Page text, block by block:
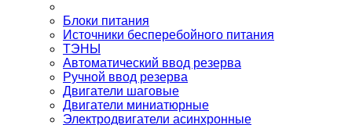
Блоки питания
Источники бесперебойного питания
ТЭНЫ
Автоматический ввод резерва
Ручной ввод резерва
Двигатели шаговые
Двигатели миниатюрные
Электродвигатели асинхронные